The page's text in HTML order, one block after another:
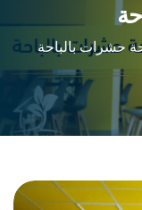
حشرات بالباحة